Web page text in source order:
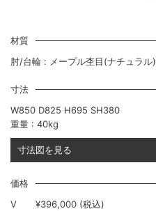
材質
肘/台輪 : メープル杢目(ナチュラル)
寸法
W850 D825 H695 SH380
重量 : 40kg
寸法図を見る
価格
V
¥396,000 (税込)